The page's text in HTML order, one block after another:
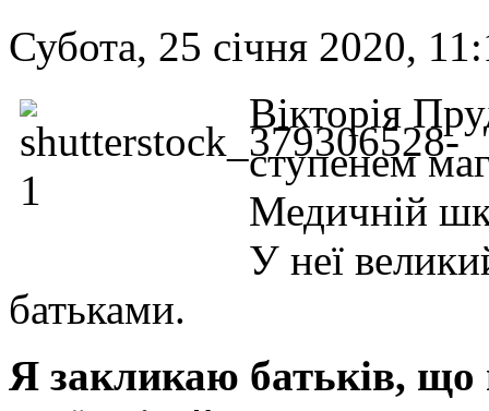
Субота, 25 січня 2020,
Вікторія
ступенем
Медичній
У неї
батьками.
Я закликаю батьків, що